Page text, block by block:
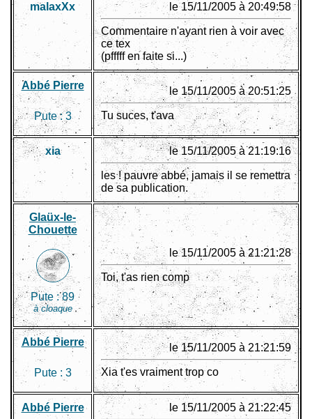
malaxXx le 15/11/2005 à 20:49:58
Commentaire n'ayant rien à voir avec
ce tex
(pfffff en faite si...)
Abbé Pierre
Pute :3
le 15/11/2005 à 20:51:25
Tu suces, t'ava
xia le 15/11/2005 à 21:19:16
les ! pauvre abbé, jamais il se remettra
de sa publication.
Glaüx-le-
Chouette
Pute :89
à cloaque
le 15/11/2005 à 21:21:28
Toi, t'as rien comp
Abbé Pierre
Pute : 3
le 15/11/2005 à 21:21:59
Xia t'es vraiment trop co
Abbé Pierre le 15/11/2005 à 21:22:45